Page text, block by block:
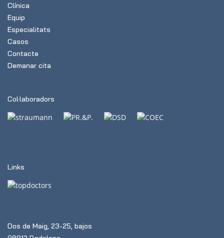
Clínica
Equip
Especialitats
Casos
Contacte
Demanar cita
Col·laboradors
Links
Dos de Maig, 23-25, bajos